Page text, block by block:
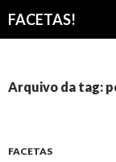
FACETAS!
CONTEÚDO
Arquivo da tag:
FACETAS